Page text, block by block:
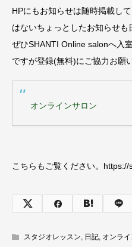
HPにもお知らせは随時掲載し
はないちょっとしたお知らせも
ぜひSHANTI Online salonへ入
ですが登録(無料)にご協力お願
オンラインサロン
こちらもご覧ください。
スタジオレッスン, 日記, オンラ